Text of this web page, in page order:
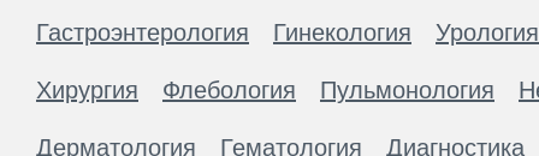
Гастроэнтерология Гинекология Урология
Хирургия Флебология Пульмонология
Дерматология Гематология Диагностика